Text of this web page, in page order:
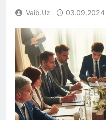
Vaib.uz 03.09.2024